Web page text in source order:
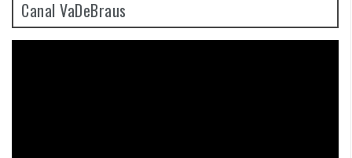
Canal VaDeBraus